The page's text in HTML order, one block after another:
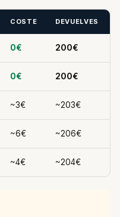
COSTE DEVUELVES
0€ 200€
0€ 200€
~3€ ~203€
~6€ ~206€
~4€ ~204€